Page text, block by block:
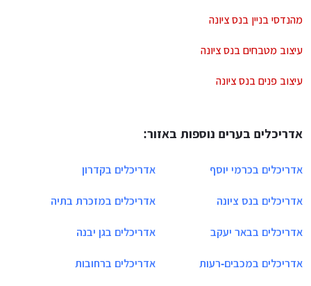
מהנדסי בניין בנס ציונה
עיצוב מטבחים בנס ציונה
עיצוב פנים בנס ציונה
אדריכלים בערים נוספות באזור:
אדריכלים בכרמי יוסף אדריכלים בקדרון
אדריכלים בנס ציונה אדריכלים במזכרת בתיה
אדריכלים בבאר יעקב אדריכלים בגן יבנה
אדריכלים במכבים-רעות אדריכלים ברחובות